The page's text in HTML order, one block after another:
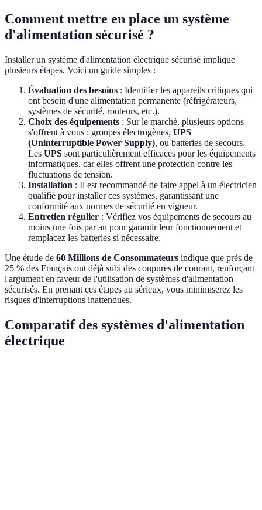
Comment mettre en place un système
d'alimentation sécurisé ?
Installer un système d'alimentation électrique sécurisé implique
plusieurs étapes. Voici un guide simples :
Évaluation des besoins : Identifier les appareils critiques qui
ont besoin d'une alimentation permanente (réfrigérateurs,
systèmes de sécurité, routeurs, etc.).
Choix des équipements : Sur le marché, plusieurs options
s'offrent à vous : groupes électrogènes, UPS
(Uninterruptible Power Supply), ou batteries de secours.
Les UPS sont particulièrement efficaces pour les équipements
informatiques, car elles offrent une protection contre les
fluctuations de tension.
Installation : Il est recommandé de faire appel à un électricien
qualifié pour installer ces systèmes, garantissant une
conformité aux normes de sécurité en vigueur.
Entretien régulier : Vérifiez vos équipements de secours au
moins une fois par an pour garantir leur fonctionnement et
remplacez les batteries si nécessaire.
Une étude de 60 Millions de Consommateurs indique que près de
25 % des Français ont déjà subi des coupures de courant, renforçant
l'argument en faveur de l'utilisation de systèmes d'alimentation
sécurisés. En prenant ces étapes au sérieux, vous minimiserez les
risques d'interruptions inattendues.
Comparatif des systèmes d'alimentation
électrique